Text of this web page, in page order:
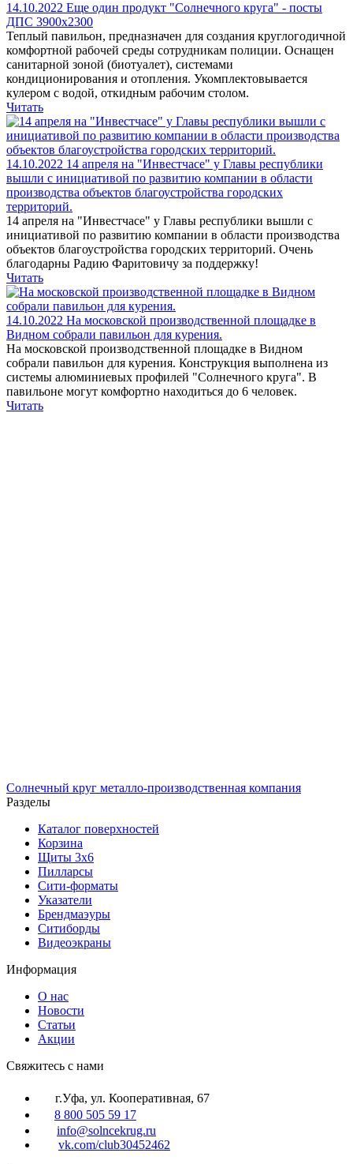
14.10.2022 Еще один продукт "Солнечного круга" - посты
ДПС 3900х2300
Теплый павильон, предназначен для создания круглогодичной
комфортной рабочей среды сотрудникам полиции. Оснащен
санитарной зоной (биотуалет), системами
кондиционирования и отопления. Укомплектовывается
кулером с водой, откидным рабочим столом.
Читать
14.10.2022 14 апреля на "Инвестчасе" у Главы республики
вышли с инициативой по развитию компании в области
производства объектов благоустройства городских
территорий.
14 апреля на "Инвестчасе" у Главы республики вышли с
инициативой по развитию компании в области производства
объектов благоустройства городских территорий. Очень
благодарны Радию Фаритовичу за поддержку!
Читать
14.10.2022 На московской производственной площадке в
Видном собрали павильон для курения.
На московской производственной площадке в Видном
собрали павильон для курения. Конструкция выполнена из
системы алюминиевых профилей "Солнечного круга". В
павильоне могут комфортно находиться до 6 человек.
Читать
Солнечный круг металло-производственная компания
Разделы
Каталог поверхностей
Корзина
Щиты 3х6
Пилларсы
Сити-форматы
Указатели
Брендмаэуры
Ситиборды
Видеоэкраны
Информация
О нас
Новости
Статьи
Акции
Cвяжитесь с нами
г.Уфа, ул. Кооперативная, 67
8 800 505 59 17
info@solncekrug.ru
vk.com/club30452462